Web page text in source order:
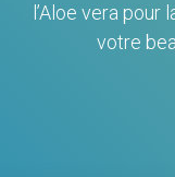
l’Aloe vera
votre